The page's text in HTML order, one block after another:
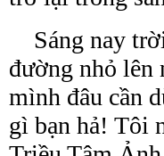
Sáng nay
đường nhỏ lên
mình đâu cần
gì bạn hả! Tôi